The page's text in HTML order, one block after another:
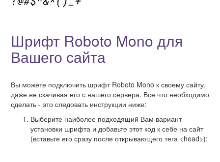
Шрифт Roboto Mono для
Вашего сайта
Вы можете подключить шрифт Roboto Mono к своему сайту,
даже не скачивая его с нашего сервера. Все что необходимо
сделать - это следовать инструкции ниже:
Выберите наиболее подходящий Вам вариант
установки шрифта и добавьте этот код к себе на сайт
(вставьте его сразу после открывающего тега <head>):